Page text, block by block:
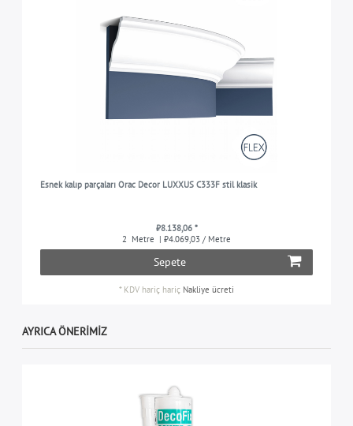
Esnek kalıp parçaları Orac Decor LUXXUS C333F stil klasik
₺8.138,06 *
2 Metre | ₺4.069,03 / Metre
Sepete
* KDV hariç hariç Nakliye ücreti
AYRICA ÖNERIMIZ